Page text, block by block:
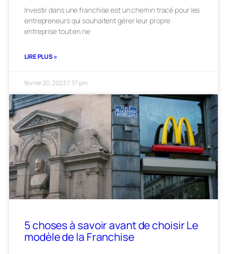
Investir dans une franchise est un chemin tracé pour les
entrepreneurs qui souhaitent gérer leur propre
entreprise tout en ne
LIRE PLUS »
février 20, 20237:37 pm
5 choses à savoir avant de choisir Le
modèle de la Franchise